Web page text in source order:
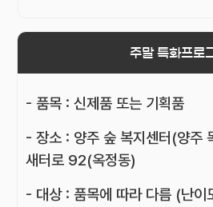
주말 특화프로
- 품목 : 신제품 또는 기획품
- 장소 : 양주 숲 복지센터(양주
새터로 92(옥정동)
- 대상 : 품목에 따라 다름 (난이